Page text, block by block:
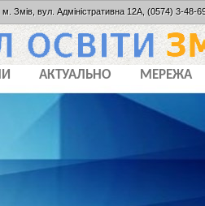
м. Змів, вул. Адміністративна 12А, (0574) 3-48-
АКТУАЛЬНО МЕРЕЖА